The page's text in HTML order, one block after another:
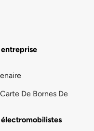
entreprise
De Bornes De
électromobilistes